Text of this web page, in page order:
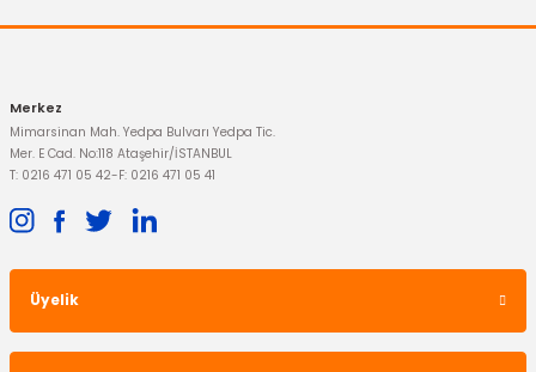
OTOSAN
Hava Filtresi Fiesta Fusion 1.4 Tdci
Merkez
Mimarsinan Mah. Yedpa Bulvarı Yedpa Tic.
Mer. E Cad. No:118 Ataşehir/İSTANBUL
T: 0216 471 05 42-F: 0216 471 05 41
Üyelik